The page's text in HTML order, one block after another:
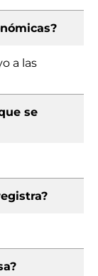
a las
se